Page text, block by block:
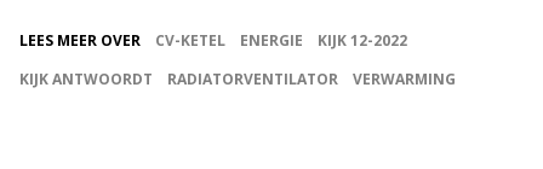
LEES MEER OVER CV-KETEL ENERGIE
KIJK 12-2022
KIJK ANTWOORDT
RADIATORVENTILATOR VERWARMING